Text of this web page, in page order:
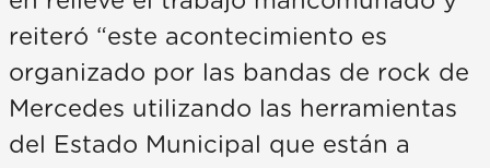
reiteró “este acontecimiento es
organizado por las bandas de rock de
Mercedes utilizando las herramientas
del Estado Municipal que están a